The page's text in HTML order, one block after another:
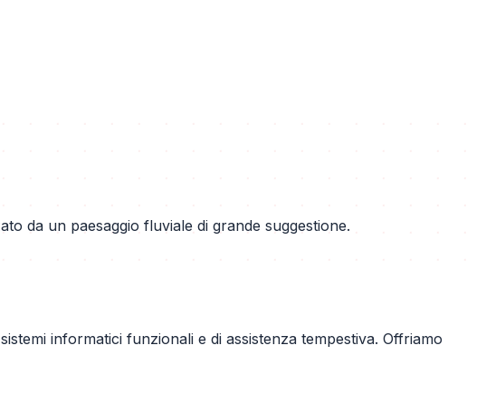
da un paesaggio fluviale di grande suggestione.
informatici funzionali e di assistenza tempestiva. Offriamo